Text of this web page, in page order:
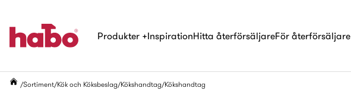
Produkter +InspirationHitta återförsäljareFör återförsäljare
Sortiment Kök och Köksbeslag Kökshandtag Kökshandtag